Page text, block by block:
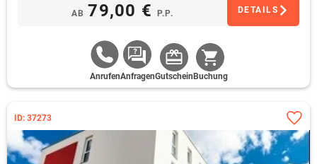
AB 79,00 € P.P. DETAILS
AnrufenAnfragenGutschein Buchung
ID: 37273